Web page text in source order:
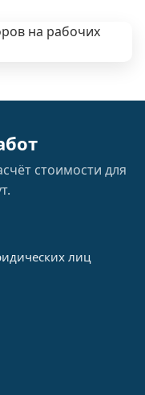
стоимости для
лиц